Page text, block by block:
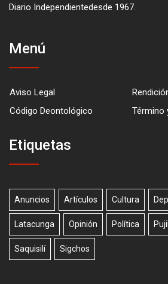
Diario Independientedesde 1967.
Menú
Aviso Legal
Código Deontológico
Término
Etiquetas
Anuncios Artículos Cultura
Latacunga Opinión Política
Saquisilí Sigchos